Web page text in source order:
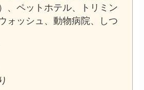
、ペットホテル、トリミン
ォッシュ、動物病院、しつ